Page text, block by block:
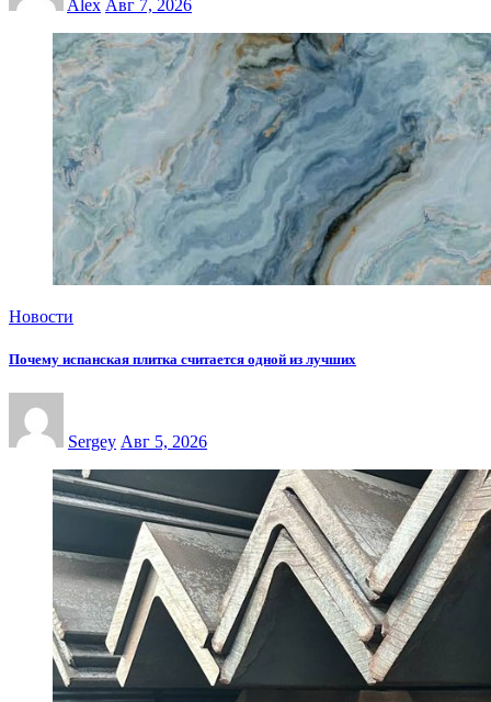
Alex Авг 7, 2026
Новости
Почему испанская плитка считается одной из лучших
Sergey Авг 5, 2026